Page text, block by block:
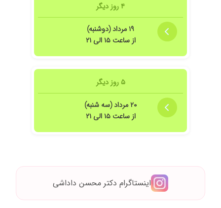
۴ روز دیگر
۱۹ مرداد (دوشنبه)
از ساعت ۱۵ الی ۲۱
۵ روز دیگر
۲۰ مرداد (سه شنبه)
از ساعت ۱۵ الی ۲۱
اینستاگرام دکتر محسن داداشی